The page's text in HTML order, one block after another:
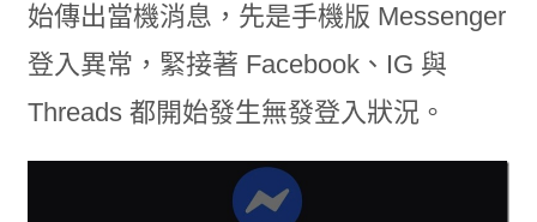
始傳出當機消息，先是手機版 Messenger
登入異常，緊接著 Facebook、IG 與
Threads 都開始發生無發登入狀況。